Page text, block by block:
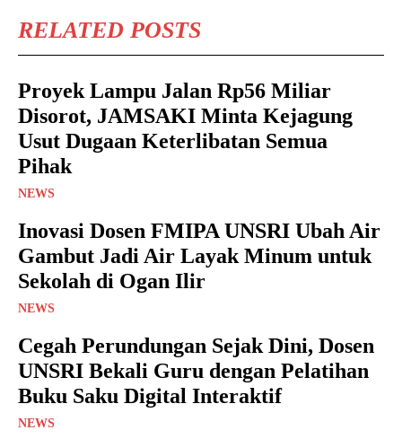
RELATED POSTS
Proyek Lampu Jalan Rp56 Miliar
Disorot, JAMSAKI Minta Kejagung
Usut Dugaan Keterlibatan Semua
Pihak
NEWS
Inovasi Dosen FMIPA UNSRI Ubah Air
Gambut Jadi Air Layak Minum untuk
Sekolah di Ogan Ilir
NEWS
Cegah Perundungan Sejak Dini, Dosen
UNSRI Bekali Guru dengan Pelatihan
Buku Saku Digital Interaktif
NEWS